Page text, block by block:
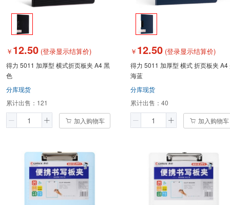
￥ 12.50 (登录显示结算价)
得力 5011 加厚型 横式折页板夹 A4 黑
色
分库现货
累计出售： 121
加入购物车
￥ 12.50 (登录显示结算价)
得力 5011 加厚型 横式 折页板夹 A4
海蓝
分库现货
累计出售： 40
加入购物车